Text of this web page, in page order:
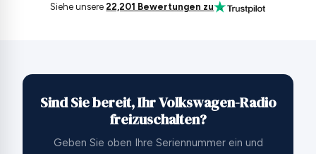
Siehe unsere22,201 Bewertungen zu
Sind Sie bereit, Ihr Volkswagen-Radio
freizuschalten?
Geben Sie oben Ihre Seriennummer ein und